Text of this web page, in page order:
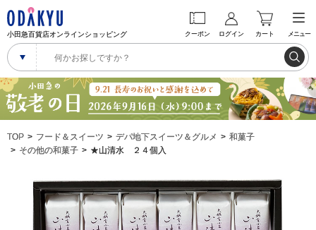
小田急百貨店オンラインショッピング クーポン ログイン カート メニュー
TOP フード＆スイーツ デパ地下スイーツ＆グルメ
和菓子
その他の和菓子
★山清水 ２４個入